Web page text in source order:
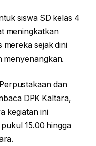
siswa SD kelas 4
meningkatkan
sejak dini
menyenangkan.
dan
DPK Kaltara,
kegiatan ini
15.00 hingga